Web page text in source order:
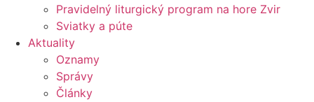
Pravidelný liturgický program na hore Zvir
Sviatky a púte
Aktuality
Oznamy
Správy
Články